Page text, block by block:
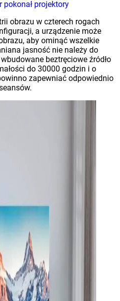
projektory
obrazu w czterech rogach
a urządzenie może
aby ominąć wszelkie
jasność nie należy do
beztręciowe źródło
do 30000 godzin i o
zapewniać odpowiednio